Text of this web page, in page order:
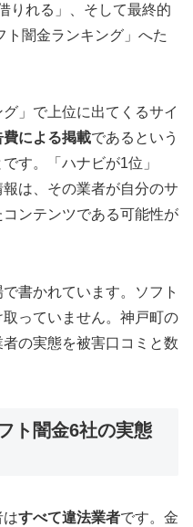
りれる」、そして最終的
ト闇金ランキング」へた
」で上位に出てくるサイ
による掲載であるという
す。「ハナビが1位」
報は、その業者が自分のサ
ンテンツである可能性が
書かれています。ソフト
っていません。神戸町の
の実態を被害口コミと数
ト闇金6社の実態
はすべて違法業者です。金